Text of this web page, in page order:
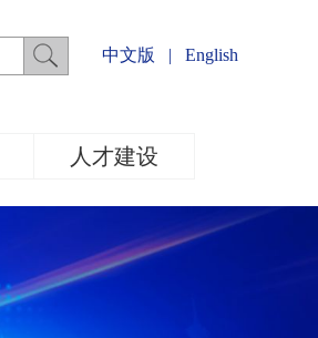
中文版 | English
人才建设